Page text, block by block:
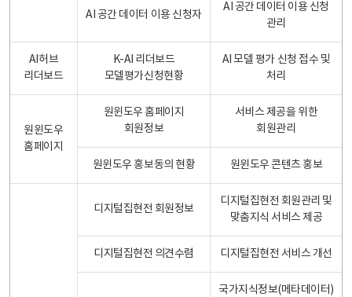
AI 공간 데이터 이용 신청자
AI 공간 데이터 이용 신청
관리
AI허브
리더보드
K-AI 리더보드
모델평가신청현황
AI 모델 평가 신청 접수 및
처리
원윈도우
홈페이지
원윈도우 홈페이지
회원정보
서비스 제공을 위한
회원관리
원윈도우 홍보동의 현황 원윈도우 콘텐츠 홍보
디지털집현전 회원정보
디지털집현전 회원관리 및
맞춤지식 서비스 제공
디지털집현전 의견수렴 디지털집현전 서비스 개선
국가지식정보(메타데이터)